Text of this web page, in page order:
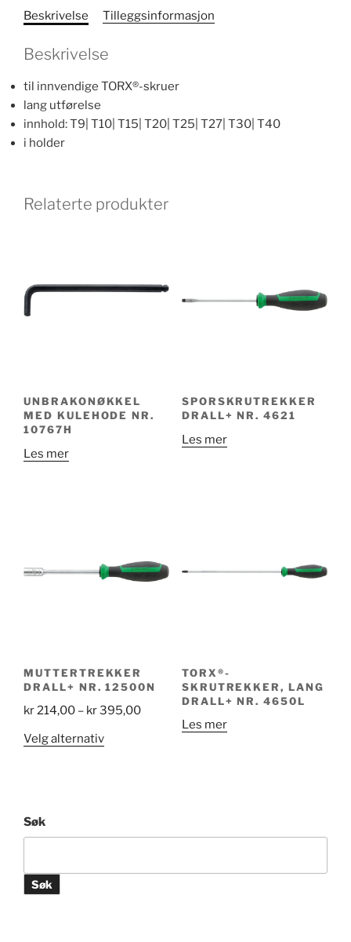
Beskrivelse Tilleggsinformasjon
Beskrivelse
til innvendige TORX®-skruer
lang utførelse
innhold: T9| T10| T15| T20| T25| T27| T30| T40
i holder
Relaterte produkter
UNBRAKONØKKEL
MED KULEHODE NR.
10767H
Les mer
SPORSKRUTREKKER
DRALL+ NR. 4621
Les mer
MUTTERTREKKER
DRALL+ NR. 12500N
kr214,00 – kr395,00Price
Velg alternativDette
TORX®-
SKRUTREKKER, LANG
DRALL+ NR. 4650L
Les mer
Søk
Søk